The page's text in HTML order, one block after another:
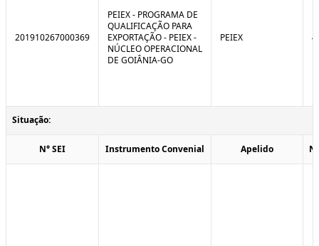
201910267000369
PEIEX - PROGRAMA DE
QUALIFICAÇÃO PARA
EXPORTAÇÃO - PEIEX -
NÚCLEO OPERACIONAL
DE GOIÂNIA-GO
PEIEX
Situação:
N° SEI Instrumento Convenial Apelido